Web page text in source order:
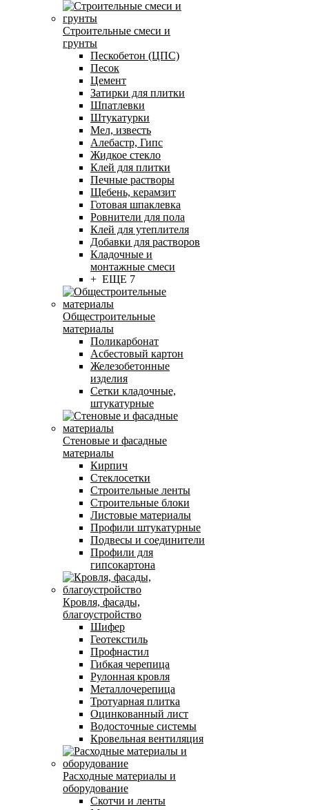
Строительные смеси и
грунты
Пескобетон (ЦПС)
Песок
Цемент
Затирки для плитки
Шпатлевки
Штукатурки
Мел, известь
Алебастр, Гипс
Жидкое стекло
Клей для плитки
Печные растворы
Щебень, керамзит
Готовая шпаклевка
Ровнители для пола
Клей для утеплителя
Добавки для растворов
Кладочные и
монтажные смеси
+ ЕЩЕ 7
Общестроительные
материалы
Поликарбонат
Асбестовый картон
Железобетонные
изделия
Сетки кладочные,
штукатурные
Стеновые и фасадные
материалы
Кирпич
Стеклосетки
Строительные ленты
Строительные блоки
Листовые материалы
Профили штукатурные
Подвесы и соединители
Профили для
гипсокартона
Кровля, фасады,
благоустройство
Шифер
Геотекстиль
Профнастил
Гибкая черепица
Рулонная кровля
Металлочерепица
Тротуарная плитка
Оцинкованный лист
Водосточные системы
Кровельная вентиляция
Расходные материалы и
оборудование
Скотчи и ленты